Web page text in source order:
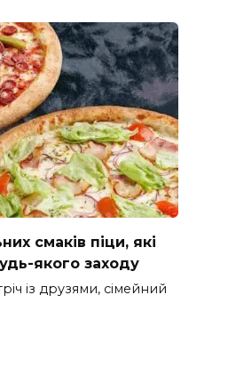
смаків піци, які
якого заходу
із друзями, сімейний